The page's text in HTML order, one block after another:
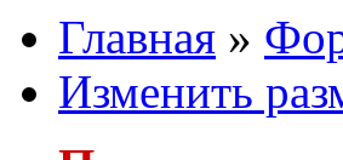
Главная »
Изменить